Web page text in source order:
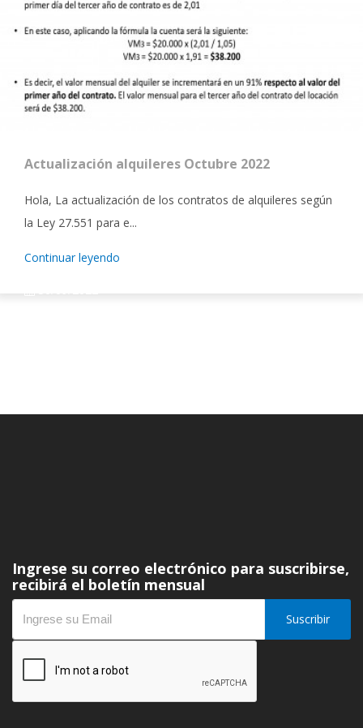
Actualización alquileres Octubre 2022
Hola, La actualización de los contratos de alquileres según
la Ley 27.551 para e...
Continuar leyendo
Ingrese su correo electrónico para suscribirse,
recibirá el boletín mensual
Suscribir